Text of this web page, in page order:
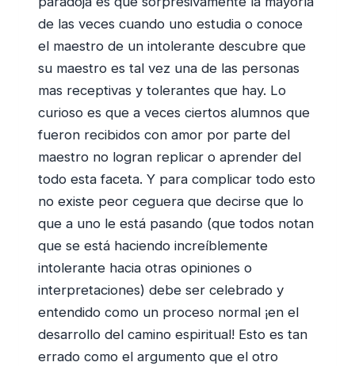
de las veces cuando uno estudia o conoce
el maestro de un intolerante descubre que
su maestro es tal vez una de las personas
mas receptivas y tolerantes que hay. Lo
curioso es que a veces ciertos alumnos que
fueron recibidos con amor por parte del
maestro no logran replicar o aprender del
todo esta faceta. Y para complicar todo esto
no existe peor ceguera que decirse que lo
que a uno le está pasando (que todos notan
que se está haciendo increíblemente
intolerante hacia otras opiniones o
interpretaciones) debe ser celebrado y
entendido como un proceso normal ¡en el
desarrollo del camino espiritual! Esto es tan
errado como el argumento que el otro